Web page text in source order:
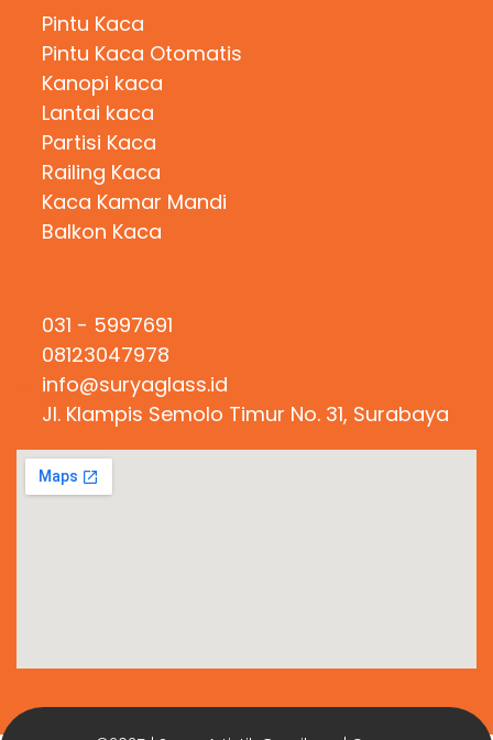
Pintu Kaca
Pintu Kaca Otomatis
Kanopi kaca
Lantai kaca
Partisi Kaca
Railing Kaca
Kaca Kamar Mandi
Balkon Kaca
031 - 5997691
08123047978
info@suryaglass.id
Jl. Klampis Semolo Timur No. 31, Surabaya